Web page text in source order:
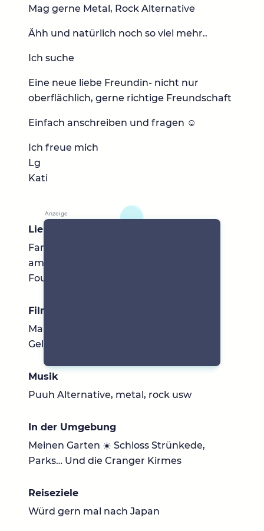
Mag gerne Metal, Rock Alternative
Ähh und natürlich noch so viel mehr..
Ich suche
Eine neue liebe Freundin- nicht nur
oberflächlich, gerne richtige Freundschaft
Einfach anschreiben und fragen ☺️
Ich freue mich
Lg
Kati
Lieblingsbücher
Fantasy, young adult.. Besonders von
amber v Nicole die Bücher und mehr
Fourth wing, quicksilver, book of azrael..
Filme & Serien
Marvel, fantasy Stranger things..
Gelegentlich auch Anime/ Japanisches
Musik
Puuh Alternative, metal, rock usw
In der Umgebung
Meinen Garten ☀️ Schloss Strünkede,
Parks… Und die Cranger Kirmes
Reiseziele
Würd gern mal nach Japan